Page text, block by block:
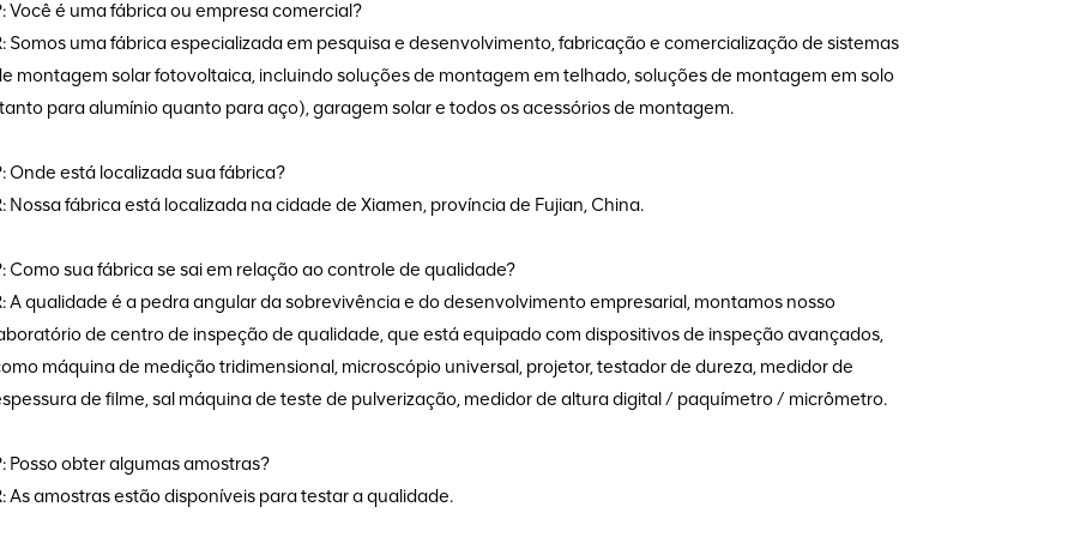
Você é uma fábrica ou empresa comercial?
Somos uma fábrica especializada em pesquisa e desenvolvimento, fabricação e comercialização de sistemas
montagem solar fotovoltaica, incluindo soluções de montagem em telhado, soluções de montagem em solo
para alumínio quanto para aço), garagem solar e todos os acessórios de montagem.
Onde está localizada sua fábrica?
Nossa fábrica está localizada na cidade de Xiamen, província de Fujian, China.
Como sua fábrica se sai em relação ao controle de qualidade?
A qualidade é a pedra angular da sobrevivência e do desenvolvimento empresarial, montamos nosso
de centro de inspeção de qualidade, que está equipado com dispositivos de inspeção avançados,
máquina de medição tridimensional, microscópio universal, projetor, testador de dureza, medidor de
de filme, sal máquina de teste de pulverização, medidor de altura digital / paquímetro / micrômetro.
Posso obter algumas amostras?
As amostras estão disponíveis para testar a qualidade.